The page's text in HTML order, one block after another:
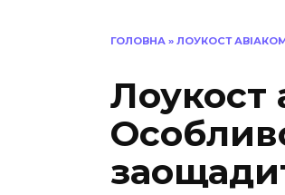
ГОЛОВНА » ЛОУКОСТ
Лоукост